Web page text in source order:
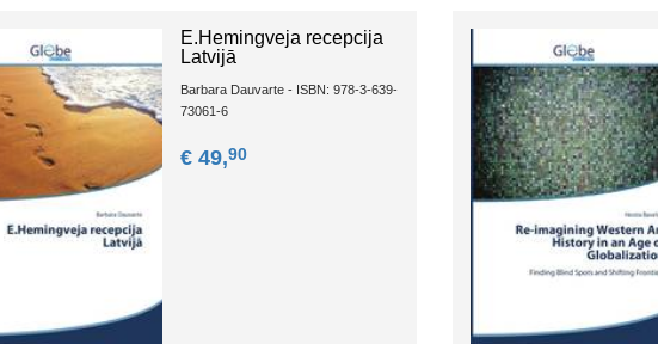
E.Hemingveja recepcija
Latvijā
Barbara Dauvarte - ISBN: 978-3-639-
73061-6
€ 49,90